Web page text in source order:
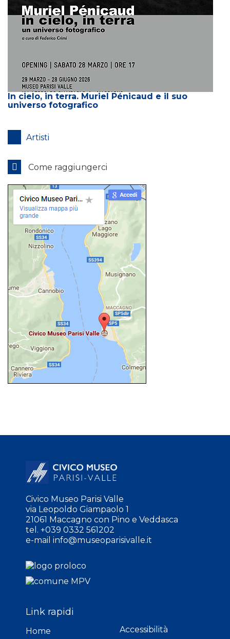
In cielo, in terra. Muriel Pénicaud e il suo
universo fotografico
Artisti
Come raggiungerci
Civico Museo Parisi Valle
via Leopoldo Giampaolo 1
21061 Maccagno con Pino e Veddasca
tel. +039 0332 561202
e-mail info@museoparisivalle.it
Link rapidi
Home
Accessibilità